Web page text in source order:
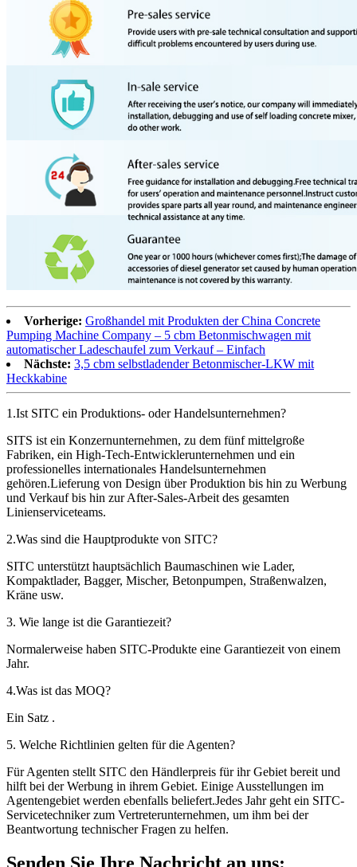
Vorherige: Großhandel mit Produkten der China Concrete
Pumping Machine Company – 5 cbm Betonmischwagen mit
automatischer Ladeschaufel zum Verkauf – Einfach
Nächste: 3,5 cbm selbstladender Betonmischer-LKW mit
Heckkabine
1.Ist SITC ein Produktions- oder Handelsunternehmen?
SITS ist ein Konzernunternehmen, zu dem fünf mittelgroße
Fabriken, ein High-Tech-Entwicklerunternehmen und ein
professionelles internationales Handelsunternehmen
gehören.Lieferung von Design über Produktion bis hin zu Werbung
und Verkauf bis hin zur After-Sales-Arbeit des gesamten
Linienserviceteams.
2.Was sind die Hauptprodukte von SITC?
SITC unterstützt hauptsächlich Baumaschinen wie Lader,
Kompaktlader, Bagger, Mischer, Betonpumpen, Straßenwalzen,
Kräne usw.
3. Wie lange ist die Garantiezeit?
Normalerweise haben SITC-Produkte eine Garantiezeit von einem
Jahr.
4.Was ist das MOQ?
Ein Satz .
5. Welche Richtlinien gelten für die Agenten?
Für Agenten stellt SITC den Händlerpreis für ihr Gebiet bereit und
hilft bei der Werbung in ihrem Gebiet. Einige Ausstellungen im
Agentengebiet werden ebenfalls beliefert.Jedes Jahr geht ein SITC-
Servicetechniker zum Vertreterunternehmen, um ihm bei der
Beantwortung technischer Fragen zu helfen.